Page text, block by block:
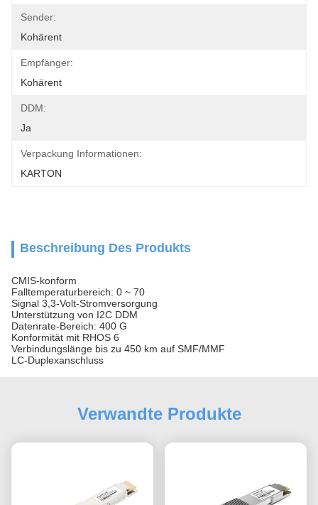
Sender:
Kohärent
Empfänger:
Kohärent
DDM:
Ja
Verpackung Informationen:
KARTON
Beschreibung Des Produkts
CMIS-konform
Falltemperaturbereich: 0 ~ 70
Signal 3,3-Volt-Stromversorgung
Unterstützung von I2C DDM
Datenrate-Bereich: 400 G
Konformität mit RHOS 6
Verbindungslänge bis zu 450 km auf SMF/MMF
LC-Duplexanschluss
Verwandte Produkte